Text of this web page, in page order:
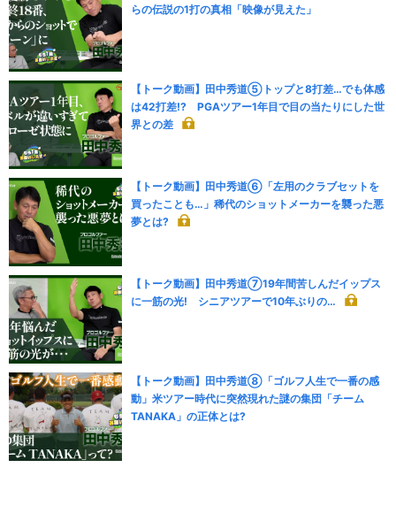
らの伝説の1打の真相「映像が見えた」
【トーク動画】田中秀道⑤トップと8打差…でも体感
は42打差!? PGAツアー1年目で目の当たりにした世
界との差
【トーク動画】田中秀道⑥「左用のクラブセットを
買ったことも…」稀代のショットメーカーを襲った悪
夢とは?
【トーク動画】田中秀道⑦19年間苦しんだイップス
に一筋の光! シニアツアーで10年ぶりの…
【トーク動画】田中秀道⑧「ゴルフ人生で一番の感
動」米ツアー時代に突然現れた謎の集団「チーム
TANAKA」の正体とは?